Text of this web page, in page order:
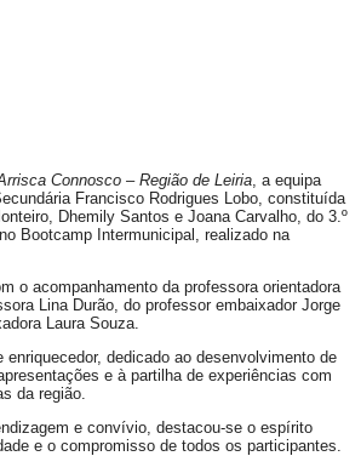
Connosco – Região de Leiria , a equipa
Francisco Rodrigues Lobo, constituída
Dhemily Santos e Joana Carvalho, do 3.º
Bootcamp Intermunicipal, realizado na
o acompanhamento da professora orientadora
Lina Durão, do professor embaixador Jorge
Laura Souza.
dedicado ao desenvolvimento de
e à partilha de experiências com
da região.
e convívio, destacou-se o espírito
e o compromisso de todos os participantes.